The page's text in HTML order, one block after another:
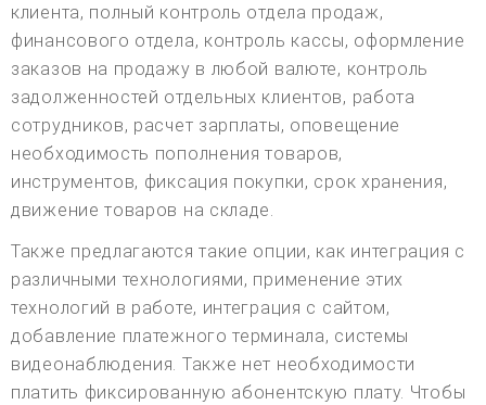
клиента, полный контроль отдела продаж,
финансового отдела, контроль кассы, оформление
заказов на продажу в любой валюте, контроль
задолженностей отдельных клиентов, работа
сотрудников, расчет зарплаты, оповещение
необходимость пополнения товаров,
инструментов, фиксация покупки, срок хранения,
движение товаров на складе.
Также предлагаются такие опции, как интеграция с
различными технологиями, применение этих
технологий в работе, интеграция с сайтом,
добавление платежного терминала, системы
видеонаблюдения. Также нет необходимости
платить фиксированную абонентскую плату. Чтобы